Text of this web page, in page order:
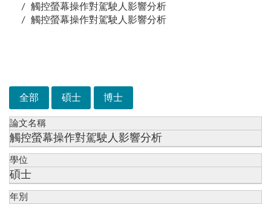
觸控螢幕操作對駕駛人影響分析
觸控螢幕操作對駕駛人影響分析
全部 碩士 博士
論文名稱
觸控螢幕操作對駕駛人影響分析
學位
碩士
年別